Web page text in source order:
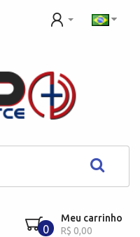
0
Meu carrinho
R$ 0,00